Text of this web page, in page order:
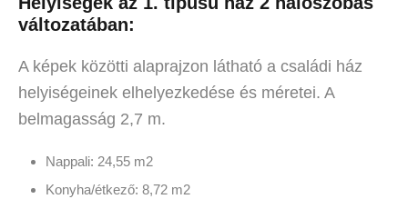
változatában:
A képek közötti alaprajzon látható a családi ház
helyiségeinek elhelyezkedése és méretei. A
belmagasság 2,7 m.
Nappali: 24,55 m2
Konyha/étkező: 8,72 m2